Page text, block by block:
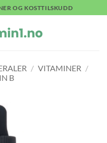
OG KOSTTILSKUDD
/ VITAMINER /
B